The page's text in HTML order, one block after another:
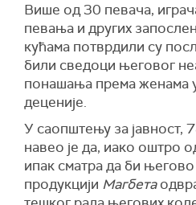
Више од 30 певача,
певања и других
кућама потврдили су
били сведоци његовог
понашања према женама
деценије.
У саопштењу за јавност,
навео је да, иако оштро
ипак сматра да би
продукцији Магбета